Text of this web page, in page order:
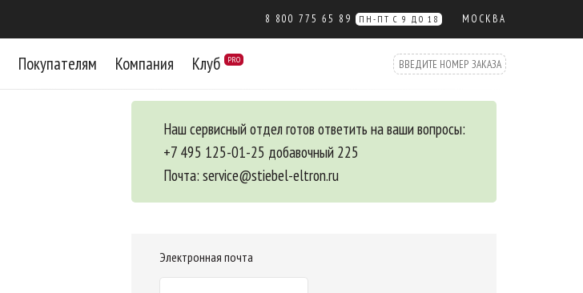
8 800 775 65 89 ПН-ПТ С 9 ДО 18 МОСКВА
Покупателям Компания Клуб PRO
Наш сервисный отдел готов ответить на ваши вопросы:
+7 495 125-01-25 добавочный 225
Почта: service@stiebel-eltron.ru
Электронная почта